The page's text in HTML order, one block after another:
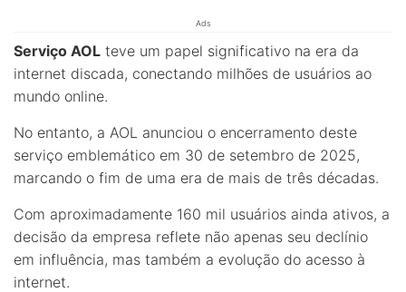
Ads
Serviço AOL teve um papel significativo na era da
internet discada, conectando milhões de usuários ao
mundo online.
No entanto, a AOL anunciou o encerramento deste
serviço emblemático em 30 de setembro de 2025,
marcando o fim de uma era de mais de três décadas.
Com aproximadamente 160 mil usuários ainda ativos, a
decisão da empresa reflete não apenas seu declínio
em influência, mas também a evolução do acesso à
internet.